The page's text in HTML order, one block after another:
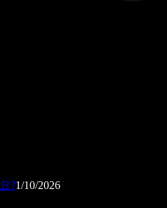
?1/10/2026